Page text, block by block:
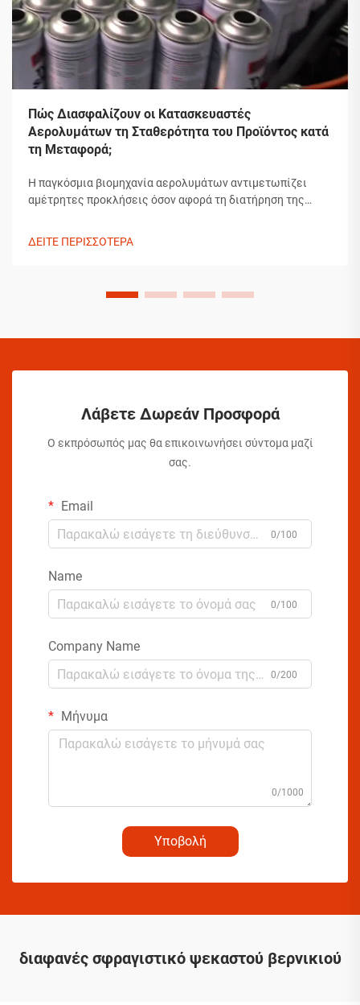
Πώς Διασφαλίζουν οι Κατασκευαστές
Αερολυμάτων τη Σταθερότητα του Προϊόντος κατά
τη Μεταφορά;
Η παγκόσμια βιομηχανία αερολυμάτων αντιμετωπίζει
αμέτρητες προκλήσεις όσον αφορά τη διατήρηση της
ΔΕΙΤΕ ΠΕΡΙΣΣΟΤΕΡΑ
Λάβετε Δωρεάν Προσφορά
Ο εκπρόσωπός μας θα επικοινωνήσει σύντομα μαζί
σας.
Email
0/100
Name
0/100
Company Name
0/200
Μήνυμα
0/1000
Υποβολή
διαφανές σφραγιστικό ψεκαστού βερνικιού